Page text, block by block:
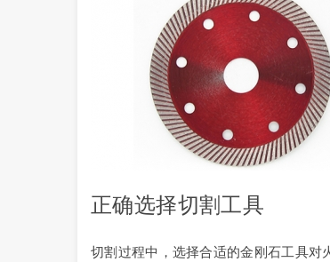
正确选择切割工具
切割过程中，选择合适的金刚石工具对